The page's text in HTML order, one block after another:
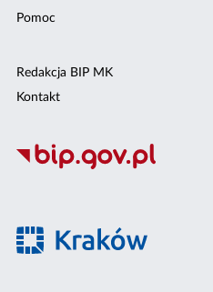
Pomoc
Redakcja BIP MK
Kontakt